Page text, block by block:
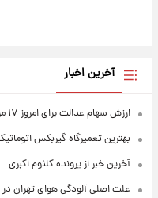
آخرین اخبار
ارزش سهام عدالت برای امروز ۱۷ مرداد ۱۴۰۵ + جدول
بهترین تعمیرگاه گیربکس
آخرین خبر از پرونده کلثوم اکبری
علت اصلی آلودگی هوای تهران در